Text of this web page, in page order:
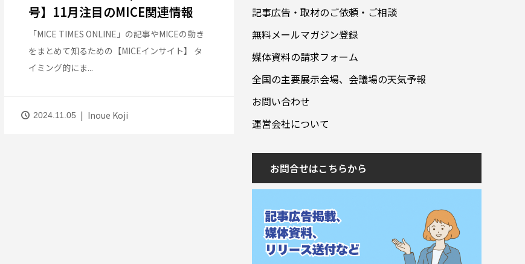
号】11月注目のMICE関連情報
「MICE TIMES ONLINE」の記事やMICEの動き
をまとめて知るための【MICEインサイト】 タ
イミング的にま...
2024.11.05 Inoue Koji
記事広告・取材のご依頼・ご相談
無料メールマガジン登録
媒体資料の請求フォーム
全国の主要展示会場、会議場の天気予報
お問い合わせ
運営会社について
お問合せはこちらから